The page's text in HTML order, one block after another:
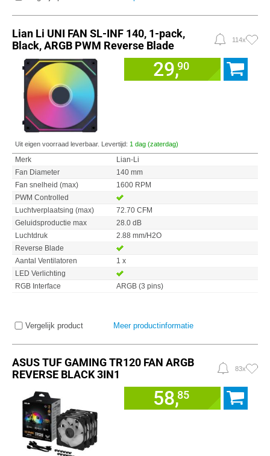
Lian Li UNI FAN SL-INF 140, 1-pack,
Black, ARGB PWM Reverse Blade
114x
29,90
Uit eigen voorraad leverbaar. Levertijd: 1 dag (zaterdag)
Merk
Lian-Li
Fan Diameter
140 mm
Fan snelheid (max)
1600 RPM
PWM Controlled
Luchtverplaatsing (max)
72.70 CFM
Geluidsproductie max
28.0 dB
Luchtdruk
2.88 mm/H2O
Reverse Blade
Aantal Ventilatoren
1 x
LED Verlichting
RGB Interface
ARGB (3 pins)
Vergelijk product Meer productinformatie
ASUS TUF GAMING TR120 FAN ARGB
REVERSE BLACK 3IN1
83x
58,85